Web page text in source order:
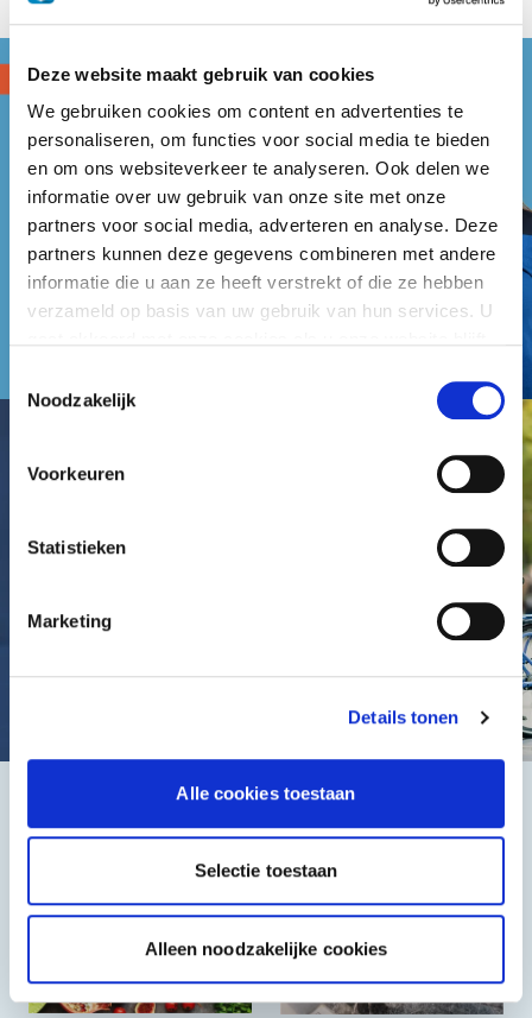
Deze website maakt gebruik van cookies
We gebruiken cookies om content en advertenties te
personaliseren, om functies voor social media te bieden
en om ons websiteverkeer te analyseren. Ook delen we
informatie over uw gebruik van onze site met onze
partners voor social media, adverteren en analyse. Deze
partners kunnen deze gegevens combineren met andere
informatie die u aan ze heeft verstrekt of die ze hebben
verzameld op basis van uw gebruik van hun services. U
Noodzakelijk
Voorkeuren
Statistieken
Marketing
Details tonen
Alle cookies toestaan
Selectie toestaan
Alleen noodzakelijke cookies
Het beste, de goedkoopste